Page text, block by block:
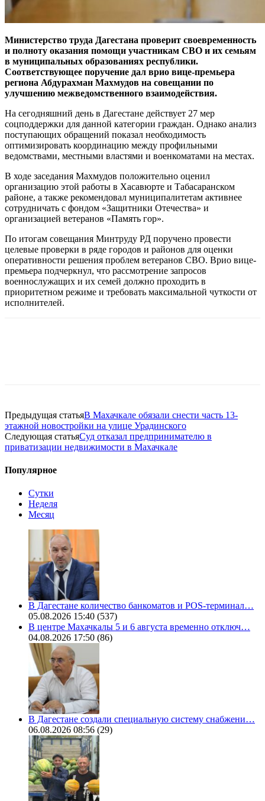
Министерство труда Дагестана проверит своевременность
и полноту оказания помощи участникам СВО и их семьям
в муниципальных образованиях республики.
Соответствующее поручение дал врио вице-премьера
региона Абдурахман Махмудов на совещании по
улучшению межведомственного взаимодействия.
На сегодняшний день в Дагестане действует 27 мер
соцподдержки для данной категории граждан. Однако анализ
поступающих обращений показал необходимость
оптимизировать координацию между профильными
ведомствами, местными властями и военкоматами на местах.
В ходе заседания Махмудов положительно оценил
организацию этой работы в Хасавюрте и Табасаранском
районе, а также рекомендовал муниципалитетам активнее
сотрудничать с фондом «Защитники Отечества» и
организацией ветеранов «Память гор».
По итогам совещания Минтруду РД поручено провести
целевые проверки в ряде городов и районов для оценки
оперативности решения проблем ветеранов СВО. Врио вице-
премьера подчеркнул, что рассмотрение запросов
военнослужащих и их семей должно проходить в
приоритетном режиме и требовать максимальной чуткости от
исполнителей.
Предыдущая статьяВ Махачкале обязали снести часть 13-
этажной новостройки на улице Урадинского
Следующая статьяСуд отказал предпринимателю в
приватизации недвижимости в Махачкале
Популярное
Сутки
Неделя
Месяц
В Дагестане количество банкоматов и POS-терминал…
05.08.2026 15:40 (537)
В центре Махачкалы 5 и 6 августа временно отключ…
04.08.2026 17:50 (86)
В Дагестане создали специальную систему снабжени…
06.08.2026 08:56 (29)